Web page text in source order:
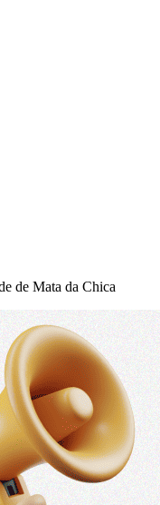
de Mata da Chica